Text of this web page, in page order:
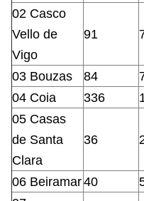
02 Casco
Vello de
Vigo
91
03 Bouzas 84
04 Coia
336
05 Casas
de Santa
Clara
36
06 Beiramar40